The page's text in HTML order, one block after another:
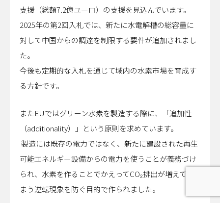
支援（総額7.2億ユーロ）の支援を見込んでいます。
2025年の第2回入札では、新たに水電解槽の総容量に
対して中国からの調達を制限する要件が追加されまし
た。
今後も定期的な入札を通じて域内の水素市場を育成す
る方針です。
またEUではグリーン水素を製造する際に、「追加性
（additionality）」という原則を求めています。
製造には既存の電力ではなく、新たに建設された再生
可能エネルギー設備からの電力を使うことが義務づけ
られ、水素を作ることでかえってCO₂排出が増えてし
まう逆転現象を防ぐ目的で作られました。